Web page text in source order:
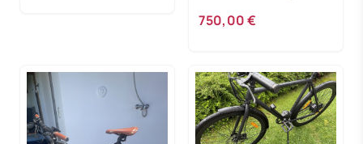
750,00 €